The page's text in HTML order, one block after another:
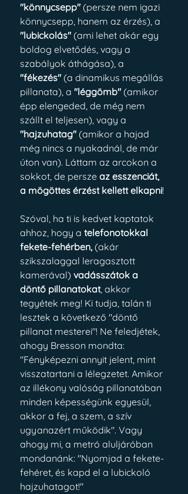
"könnycsepp" (persze nem igazi
könnycsepp, hanem az érzés), a
"lubickolás" (ami lehet akár egy
boldog elvetődés, vagy a
szabályok áthágása), a
"fékezés" (a dinamikus megállás
pillanata), a "léggömb" (amikor
épp elengeded, de még nem
szállt el teljesen), vagy a
"hajzuhatag" (amikor a hajad
még nincs a nyakadnál, de már
úton van). Láttam az arcokon a
sokkot, de persze az esszenciát,
a mögöttes érzést kellett elkapni!
Szóval, ha ti is kedvet kaptatok
ahhoz, hogy a telefonotokkal
fekete-fehérben, (akár
szikszalaggal leragasztott
kamerával) vadásszátok a
döntő pillanatokat, akkor
tegyétek meg! Ki tudja, talán ti
lesztek a következő "döntő
pillanat mesterei"! Ne feledjétek,
ahogy Bresson mondta:
"Fényképezni annyit jelent, mint
visszatartani a lélegzetet. Amikor
az illékony valóság pillanatában
minden képességünk egyesül,
akkor a fej, a szem, a szív
ugyanazért működik". Vagy
ahogy mi, a metró aluljáróban
mondanánk: "Nyomjad a fekete-
fehéret, és kapd el a lubickoló
hajzuhatagot!"